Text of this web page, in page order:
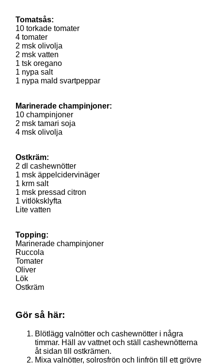
Tomatsås:
10 torkade tomater
4 tomater
2 msk olivolja
2 msk vatten
1 tsk oregano
1 nypa salt
1 nypa mald svartpeppar
Marinerade champinjoner:
10 champinjoner
2 msk tamari soja
4 msk olivolja
Ostkräm:
2 dl cashewnötter
1 msk äppelcidervinäger
1 krm salt
1 msk pressad citron
1 vitlöksklyfta
Lite vatten
Topping:
Marinerade champinjoner
Ruccola
Tomater
Oliver
Lök
Ostkräm
Gör så här:
Blötlägg valnötter och cashewnötter i några
timmar. Häll av vattnet och ställ cashewnötterna
åt sidan till ostkrämen.
Mixa valnötter, solrosfrön och linfrön till ett grövre